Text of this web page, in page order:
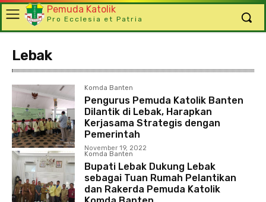
Pemuda Katolik
Pro Ecclesia et Patria
Lebak
Komda Banten
Pengurus Pemuda Katolik Banten
Dilantik di Lebak, Harapkan
Kerjasama Strategis dengan
Pemerintah
November 19, 2022
Komda Banten
Bupati Lebak Dukung Lebak
sebagai Tuan Rumah Pelantikan
dan Rakerda Pemuda Katolik